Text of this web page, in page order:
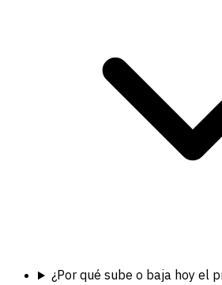
¿Por qué sube o baja hoy el